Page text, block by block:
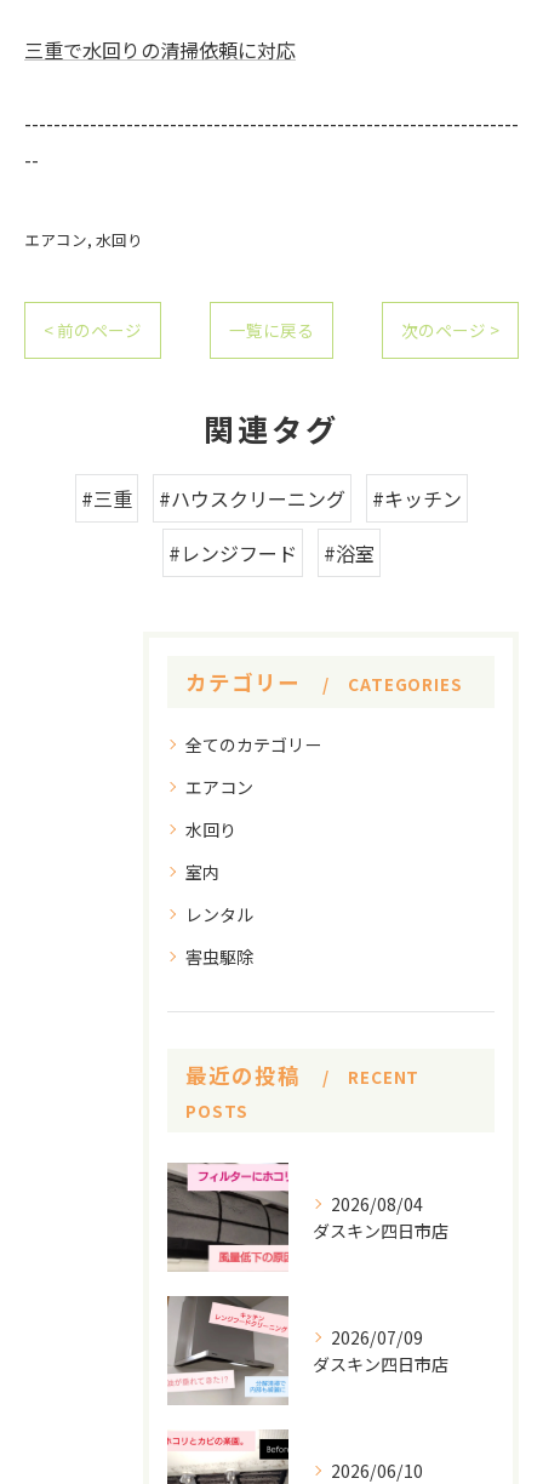
三重で水回りの清掃依頼に対応
--------------------------------------------------------------------
--
エアコン 水回り
< 前のページ 一覧に戻る 次のページ >
関連タグ
#三重 #ハウスクリーニング
#キッチン
#レンジフード
#浴室
カテゴリー CATEGORIES
全てのカテゴリー
エアコン
水回り
室内
レンタル
害虫駆除
最近の投稿
RECENT
POSTS
2026/08/04
ダスキン四日市店
2026/07/09
ダスキン四日市店
2026/06/10